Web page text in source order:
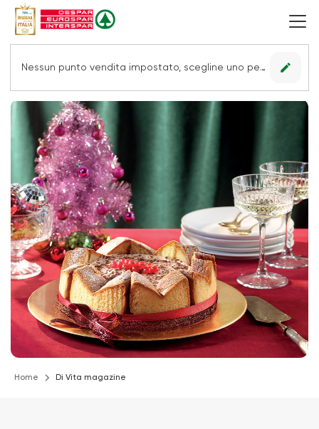
Nessun punto vendita impostato, scegline uno per vedere le offerte. edit
Home Di Vita magazine